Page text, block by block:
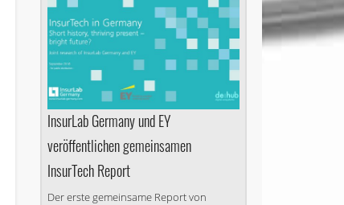
InsurLab Germany und EY
veröffentlichen gemeinsamen
InsurTech Report
Der erste gemeinsame Report von